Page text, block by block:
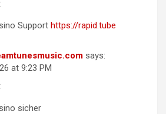
Support https://rapid.tube
says:
at 9:23 PM
sicher